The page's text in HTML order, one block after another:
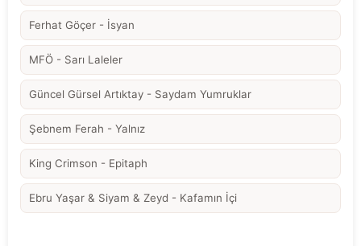
Ferhat Göçer - İsyan
MFÖ - Sarı Laleler
Güncel Gürsel Artıktay - Saydam Yumruklar
Şebnem Ferah - Yalnız
King Crimson - Epitaph
Ebru Yaşar & Siyam & Zeyd - Kafamın İçi